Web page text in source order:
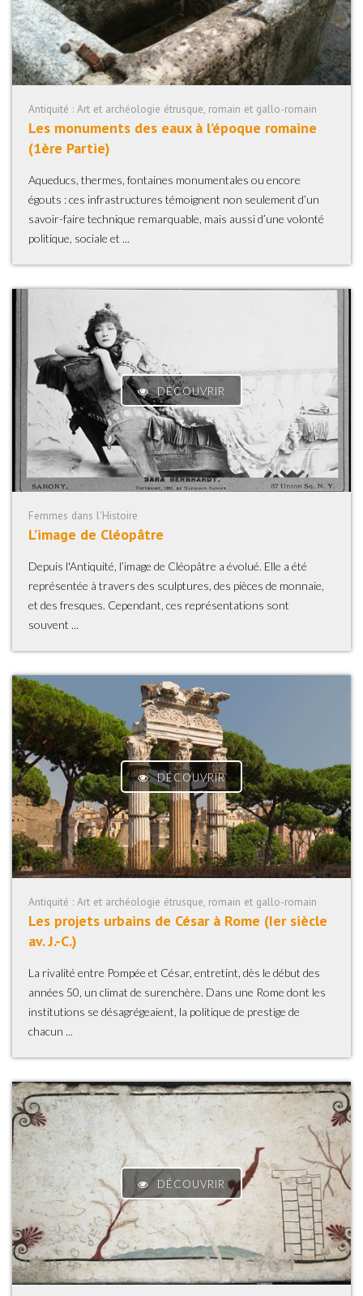
Antiquité : Art et archéologie étrusque, romain et gallo-romain
Les monuments des eaux à l’époque romaine
(1ère Partie)
Aqueducs, thermes, fontaines monumentales ou encore
égouts : ces infrastructures témoignent non seulement d’un
savoir-faire technique remarquable, mais aussi d’une volonté
politique, sociale et ...
DÉCOUVRIR
Femmes dans l'Histoire
L’image de Cléopâtre
Depuis l'Antiquité, l’image de Cléopâtre a évolué. Elle a été
représentée à travers des sculptures, des pièces de monnaie,
et des fresques. Cependant, ces représentations sont
souvent ...
DÉCOUVRIR
Antiquité : Art et archéologie étrusque, romain et gallo-romain
Les projets urbains de César à Rome (Ier siècle
av. J.-C.)
La rivalité entre Pompée et César, entretint, dès le début des
années 50, un climat de surenchère. Dans une Rome dont les
institutions se désagrégeaient, la politique de prestige de
chacun ...
DÉCOUVRIR